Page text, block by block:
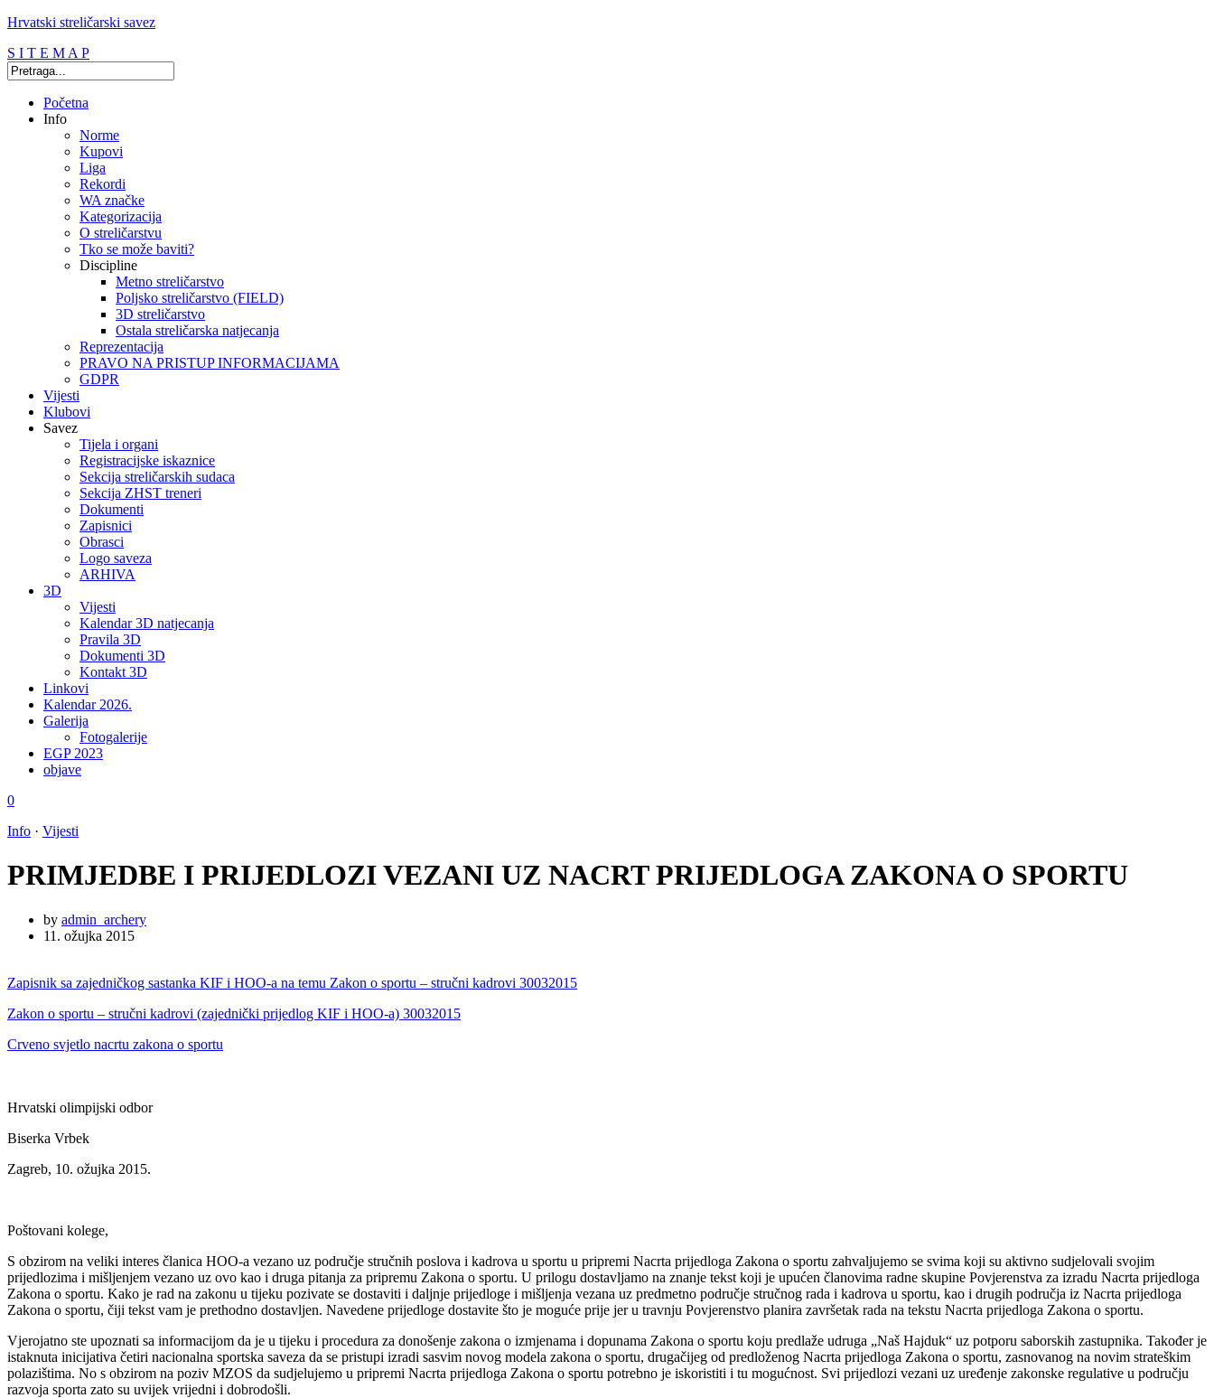
Hrvatski streličarski savez
S I T E M A P
Početna
Info
Norme
Kupovi
Liga
Rekordi
WA značke
Kategorizacija
O streličarstvu
Tko se može baviti?
Discipline
Metno streličarstvo
Poljsko streličarstvo (FIELD)
3D streličarstvo
Ostala streličarska natjecanja
Reprezentacija
PRAVO NA PRISTUP INFORMACIJAMA
GDPR
Vijesti
Klubovi
Savez
Tijela i organi
Registracijske iskaznice
Sekcija streličarskih sudaca
Sekcija ZHST treneri
Dokumenti
Zapisnici
Obrasci
Logo saveza
ARHIVA
3D
Vijesti
Kalendar 3D natjecanja
Pravila 3D
Dokumenti 3D
Kontakt 3D
Linkovi
Kalendar 2026.
Galerija
Fotogalerije
EGP 2023
objave
0
Info · Vijesti
PRIMJEDBE I PRIJEDLOZI VEZANI UZ NACRT PRIJEDLOGA ZAKONA O SPORTU
by admin_archery
11. ožujka 2015
Zapisnik sa zajedničkog sastanka KIF i HOO-a na temu Zakon o sportu – stručni kadrovi 30032015
Zakon o sportu – stručni kadrovi (zajednički prijedlog KIF i HOO-a) 30032015
Crveno svjetlo nacrtu zakona o sportu
Hrvatski olimpijski odbor
Biserka Vrbek
Zagreb, 10. ožujka 2015.
Poštovani kolege,
S obzirom na veliki interes članica HOO-a vezano uz područje stručnih poslova i kadrova u sportu u pripremi Nacrta prijedloga Zakona o sportu zahvaljujemo se svima koji su aktivno sudjelovali svojim
prijedlozima i mišljenjem vezano uz ovo kao i druga pitanja za pripremu Zakona o sportu. U prilogu dostavljamo na znanje tekst koji je upućen članovima radne skupine Povjerenstva za izradu Nacrta prijedloga
Zakona o sportu. Kako je rad na zakonu u tijeku pozivate se dostaviti i daljnje prijedloge i mišljenja vezana uz predmetno područje stručnog rada i kadrova u sportu, kao i drugih područja iz Nacrta prijedloga
Zakona o sportu, čiji tekst vam je prethodno dostavljen. Navedene prijedloge dostavite što je moguće prije jer u travnju Povjerenstvo planira završetak rada na tekstu Nacrta prijedloga Zakona o sportu.
Vjerojatno ste upoznati sa informacijom da je u tijeku i procedura za donošenje zakona o izmjenama i dopunama Zakona o sportu koju predlaže udruga „Naš Hajduk“ uz potporu saborskih zastupnika. Također je
istaknuta inicijativa četiri nacionalna sportska saveza da se pristupi izradi sasvim novog modela zakona o sportu, drugačijeg od predloženog Nacrta prijedloga Zakona o sportu, zasnovanog na novim strateškim
polazištima. No s obzirom na poziv MZOS da sudjelujemo u pripremi Nacrta prijedloga Zakona o sportu potrebno je iskoristiti i tu mogućnost. Svi prijedlozi vezani uz uređenje zakonske regulative u području
razvoja sporta zato su uvijek vrijedni i dobrodošli.